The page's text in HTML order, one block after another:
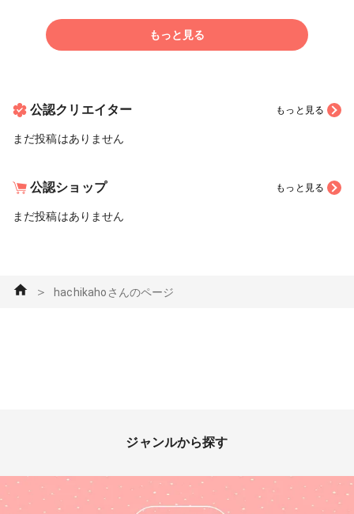
もっと見る
公認クリエイター もっと見る
まだ投稿はありません
公認ショップ もっと見る
まだ投稿はありません
＞ hachikahoさんのページ
ジャンルから探す